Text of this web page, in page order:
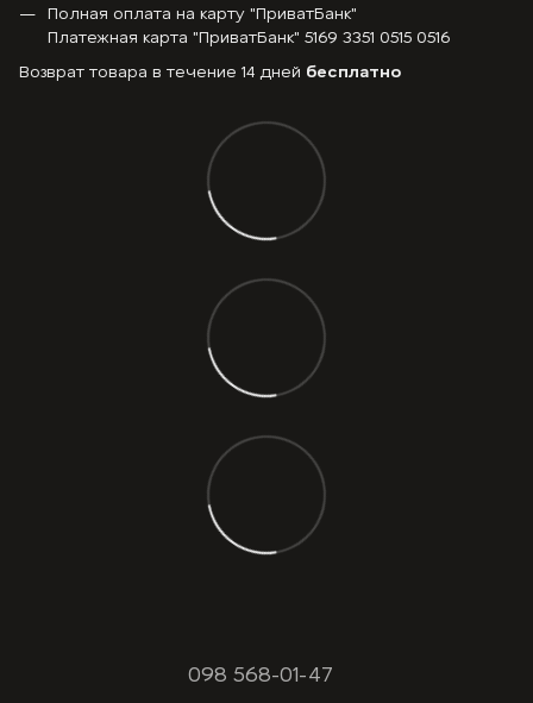
Полная оплата на карту "ПриватБанк"
Платежная карта "ПриватБанк" 5169 3351 0515 0516
Возврат товара в течение 14 дней бесплатно
098 568-01-47